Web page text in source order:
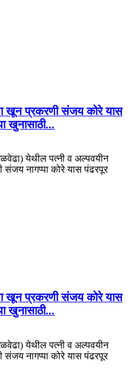
खून प्रकरणी संजय कोरे यास
खुनासाठी...
येथील पत्नी व अल्पवयीन
संजय नागप्पा कोरे यास पंढरपूर
खून प्रकरणी संजय कोरे यास
खुनासाठी...
येथील पत्नी व अल्पवयीन
संजय नागप्पा कोरे यास पंढरपूर